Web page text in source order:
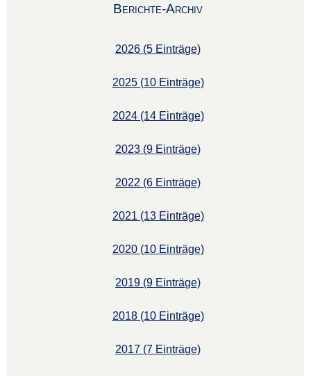
Berichte-Archiv
2026 (5 Einträge)
2025 (10 Einträge)
2024 (14 Einträge)
2023 (9 Einträge)
2022 (6 Einträge)
2021 (13 Einträge)
2020 (10 Einträge)
2019 (9 Einträge)
2018 (10 Einträge)
2017 (7 Einträge)